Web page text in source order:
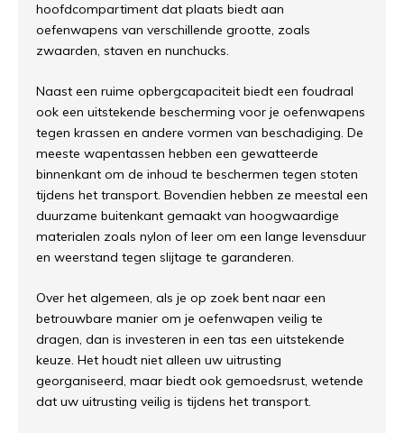
hoofdcompartiment dat plaats biedt aan
oefenwapens van verschillende grootte, zoals
zwaarden, staven en nunchucks.
Naast een ruime opbergcapaciteit biedt een foudraal
ook een uitstekende bescherming voor je oefenwapens
tegen krassen en andere vormen van beschadiging. De
meeste wapentassen hebben een gewatteerde
binnenkant om de inhoud te beschermen tegen stoten
tijdens het transport. Bovendien hebben ze meestal een
duurzame buitenkant gemaakt van hoogwaardige
materialen zoals nylon of leer om een lange levensduur
en weerstand tegen slijtage te garanderen.
Over het algemeen, als je op zoek bent naar een
betrouwbare manier om je oefenwapen veilig te
dragen, dan is investeren in een tas een uitstekende
keuze. Het houdt niet alleen uw uitrusting
georganiseerd, maar biedt ook gemoedsrust, wetende
dat uw uitrusting veilig is tijdens het transport.